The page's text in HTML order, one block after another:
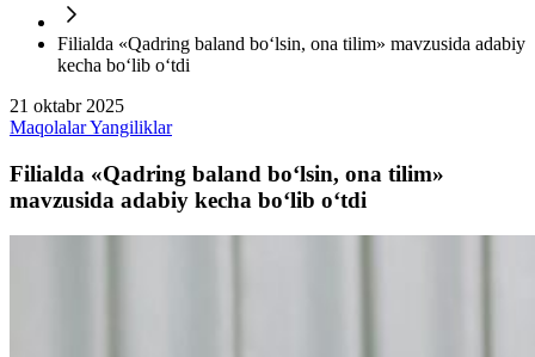
Filialda «Qadring baland bo‘lsin, ona tilim» mavzusida adabiy
kecha bo‘lib o‘tdi
21 oktabr 2025
MaqolalarYangiliklar
Filialda «Qadring baland bo‘lsin, ona tilim»
mavzusida adabiy kecha bo‘lib o‘tdi